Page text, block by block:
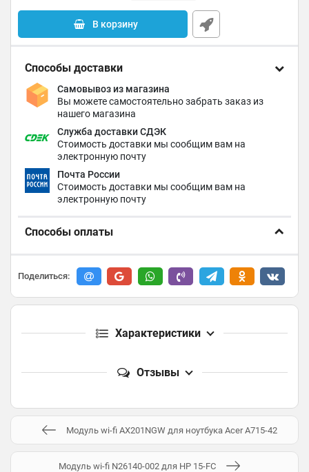
В корзину
Способы доставки
Самовывоз из магазина
Вы можете самостоятельно забрать заказ из
нашего магазина
Служба доставки СДЭК
Стоимость доставки мы сообщим вам на
электронную почту
Почта России
Стоимость доставки мы сообщим вам на
электронную почту
Способы оплаты
Поделиться:
Характеристики
Отзывы
Модуль wi-fi AX201NGW для ноутбука Acer A715-42
Модуль wi-fi N26140-002 для HP 15-FC